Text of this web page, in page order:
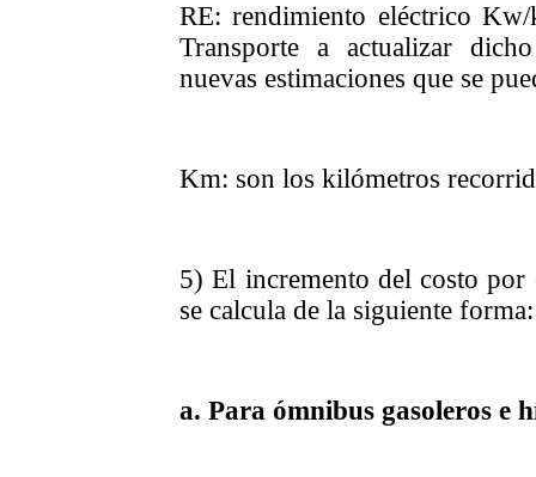
RE: rendimiento eléctrico
Transporte a actualizar
nuevas estimaciones que se
Km: son los kilómetros
5) El incremento del costo por
se calcula de la siguiente forma:
a. Para ómnibus gasoleros e